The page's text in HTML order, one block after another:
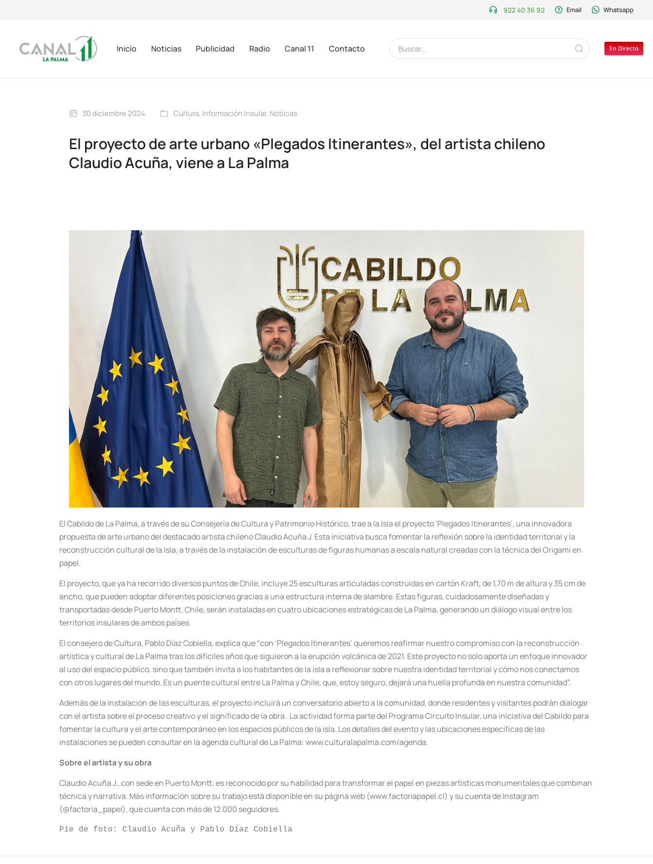
922 40 36 92 Email Whatsapp
Inicio Noticias Publicidad Radio Canal 11 Contacto En Directo
30 diciembre 2024 Cultura, Información Insular, Noticias
El proyecto de arte urbano «Plegados Itinerantes», del artista chileno
Claudio Acuña, viene a La Palma
El Cabildo de La Palma, a través de su Consejería de Cultura y Patrimonio Histórico, trae a la Isla el proyecto ‘Plegados Itinerantes’, una innovadora
propuesta de arte urbano del destacado artista chileno Claudio Acuña J. Esta iniciativa busca fomentar la reflexión sobre la identidad territorial y la
reconstrucción cultural de la Isla, a través de la instalación de esculturas de figuras humanas a escala natural creadas con la técnica del Origami en
papel.
El proyecto, que ya ha recorrido diversos puntos de Chile, incluye 25 esculturas articuladas construidas en cartón Kraft, de 1,70 m de altura y 35 cm de
ancho, que pueden adoptar diferentes posiciones gracias a una estructura interna de alambre. Estas figuras, cuidadosamente diseñadas y
transportadas desde Puerto Montt, Chile, serán instaladas en cuatro ubicaciones estratégicas de La Palma, generando un diálogo visual entre los
territorios insulares de ambos países.
El consejero de Cultura, Pablo Díaz Cobiella, explica que “con ‘Plegados Itinerantes’ queremos reafirmar nuestro compromiso con la reconstrucción
artística y cultural de La Palma tras los difíciles años que siguieron a la erupción volcánica de 2021. Este proyecto no solo aporta un enfoque innovador
al uso del espacio público, sino que también invita a los habitantes de la isla a reflexionar sobre nuestra identidad territorial y cómo nos conectamos
con otros lugares del mundo. Es un puente cultural entre La Palma y Chile, que, estoy seguro, dejará una huella profunda en nuestra comunidad”.
Además de la instalación de las esculturas, el proyecto incluirá un conversatorio abierto a la comunidad, donde residentes y visitantes podrán dialogar
con el artista sobre el proceso creativo y el significado de la obra. La actividad forma parte del Programa Circuito Insular, una iniciativa del Cabildo para
fomentar la cultura y el arte contemporáneo en los espacios públicos de la isla. Los detalles del evento y las ubicaciones específicas de las
instalaciones se pueden consultar en la agenda cultural de La Palma: www.culturalapalma.com/agenda.
Sobre el artista y su obra
Claudio Acuña J., con sede en Puerto Montt, es reconocido por su habilidad para transformar el papel en piezas artísticas monumentales que combinan
técnica y narrativa. Más información sobre su trabajo está disponible en su página web (www.factoriapapel.cl) y su cuenta de Instagram
(@factoria_papel), que cuenta con más de 12.000 seguidores.
Pie de foto: Claudio Acuña y Pablo Díaz Cobiella